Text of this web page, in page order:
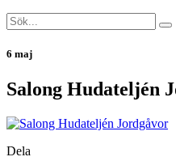
6 maj
Salong Hudateljén
Dela